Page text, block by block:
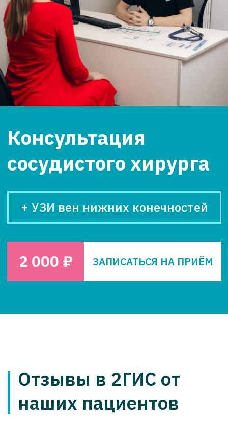
наших пациентов